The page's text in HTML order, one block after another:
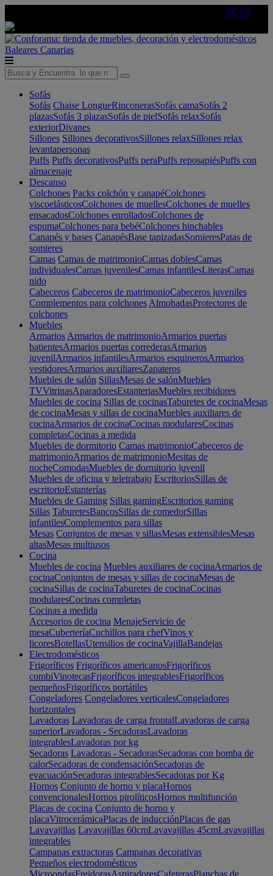
AQUÍ
Baleares Canarias
Sofás
Sofás Chaise LongueRinconerasSofás camaSofás 2
plazasSofás 3 plazasSofás de pielSofás relaxSofás
exteriorDivanes
Sillones Sillones decorativosSillones relaxSillones relax
levantapersonas
Puffs Puffs decorativosPuffs peraPuffs reposapiésPuffs con
almacenaje
Descanso
Colchones Packs colchón y canapéColchones
viscoelásticosColchones de muellesColchones de muelles
ensacadosColchones enrolladosColchones de
espumaColchones para bebéColchones hinchables
Canapés y bases CanapésBase tapizadasSomieresPatas de
somieres
Camas Camas de matrimonioCamas doblesCamas
individualesCamas juvenilesCamas infantilesLiterasCamas
nido
Cabeceros Cabeceros de matrimonioCabeceros juveniles
Complementos para colchones AlmohadasProtectores de
colchones
Muebles
Armarios Armarios de matrimonioArmarios puertas
batientesArmarios puertas correderasArmarios
juvenilArmarios infantilesArmarios esquinerosArmarios
vestidoresArmarios auxiliaresZapateros
Muebles de salón SillasMesas de salónMuebles
TVVitrinasAparadoresEstanteriasMuebles recibidores
Muebles de cocina Sillas de cocinasTaburetes de cocinaMesas
de cocinaMesas y sillas de cocinaMuebles auxiliares de
cocinaArmarios de cocinaCocinas modularesCocinas
completasCocinas a medida
Muebles de dormitorio Camas matrimonioCabeceros de
matrimonioArmarios de matrimonioMesitas de
nocheComodasMuebles de dormitorio juvenil
Muebles de oficina y teletrabajo EscritoriosSillas de
escritorioEstanterías
Muebles de Gaming Sillas gamingEscritorios gaming
Sillas TaburetesBancosSillas de comedorSillas
infantilesComplementos para sillas
Mesas Conjuntos de mesas y sillasMesas extensiblesMesas
altasMesas multiusos
Cocina
Muebles de cocina Muebles auxiliares de cocinaArmarios de
cocinaConjuntos de mesas y sillas de cocinaMesas de
cocinaSillas de cocinaTaburetes de cocinaCocinas
modularesCocinas completas
Cocinas a medida
Accesorios de cocina MenajeServicio de
mesaCuberteríaCuchillos para chefVinos y
licoresBotellasUtensilios de cocinaVajillaBandejas
Electrodomésticos
Frigoríficos Frigoríficos americanosFrigoríficos
combiVinotecasFrigoríficos integrablesFrigoríficos
pequeñosFrigoríficos portátiles
Congeladores Congeladores verticalesCongeladores
horizontales
Lavadoras Lavadoras de carga frontalLavadoras de carga
superiorLavadoras - SecadorasLavadoras
integrablesLavadoras por kg
Secadoras Lavadoras - SecadorasSecadoras con bomba de
calorSecadoras de condensaciónSecadoras de
evacuaciónSecadoras integrablesSecadoras por Kg
Hornos Conjunto de horno y placaHornos
convencionalesHornos pirolíticosHornos multifunción
Placas de cocina Conjunto de horno y
placaVitrocerámicaPlacas de inducciónPlacas de gas
Lavavajillas Lavavajillas 60cmLavavajillas 45cmLavavajillas
integrables
Campanas extractoras Campanas decorativas
Pequeños electrodomésticos
MicroondasFreidorasAspiradoresCafeterasPlanchas de